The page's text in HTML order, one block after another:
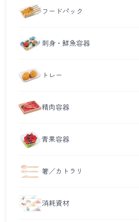
フードパック
刺身・鮮魚容器
トレー
精肉容器
青果容器
箸／カトラリ
消耗資材